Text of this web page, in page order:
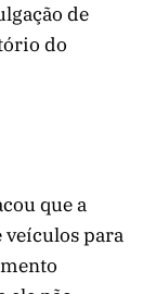
de
do
que a
veículos para